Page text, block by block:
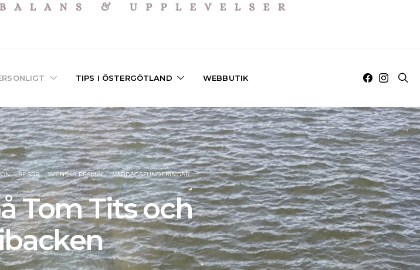
TIPS I ÖSTERGÖTLAND WEBBUTIK
RESOR SVENSKA RESMÅL VARDAGSFUNDERINGAR
Tom Tits och